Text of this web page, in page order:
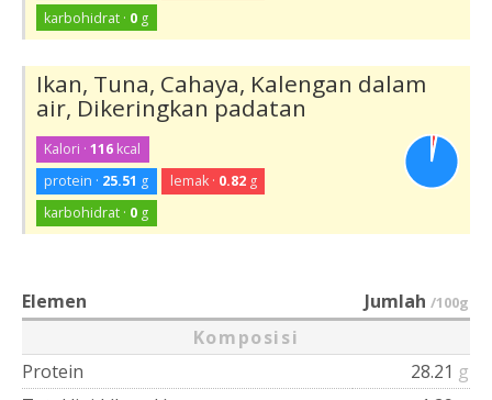
karbohidrat · 0 g
Ikan, Tuna, Cahaya, Kalengan dalam
air, Dikeringkan padatan
Kalori ·116 kcal
protein · 25.51 g lemak · 0.82g
karbohidrat · 0 g
Elemen Jumlah /100g
Komposisi
Protein
28.21 g